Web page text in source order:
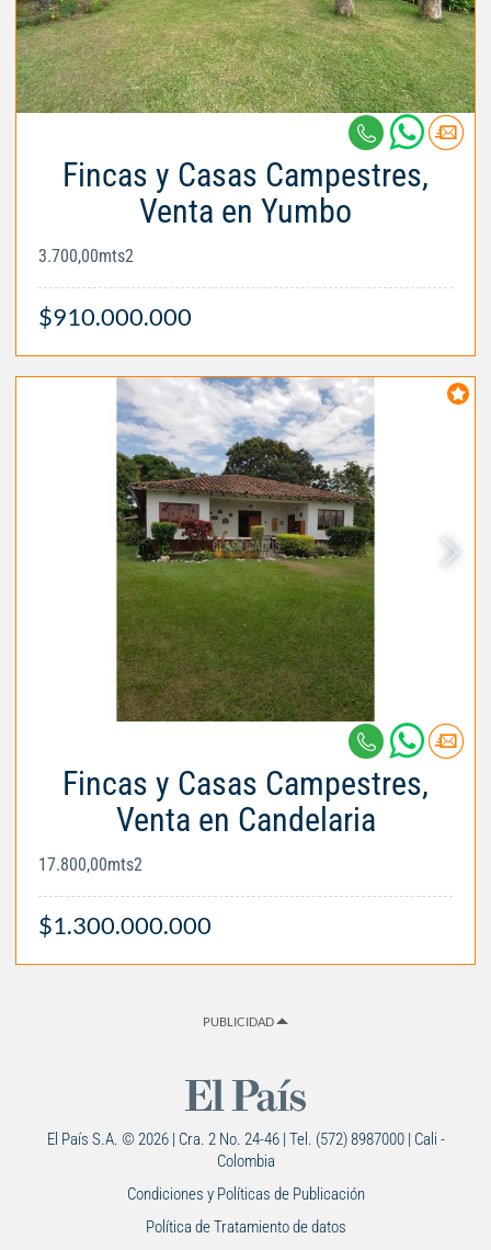
Fincas y Casas Campestres,
Venta en Yumbo
3.700,00mts2
$910.000.000
Fincas y Casas Campestres,
Venta en Candelaria
17.800,00mts2
$1.300.000.000
PUBLICIDAD
El País S.A. © 2026 | Cra. 2 No. 24-46 | Tel. (572) 8987000 | Cali -
Colombia
Condiciones y Políticas de Publicación
Política de Tratamiento de datos